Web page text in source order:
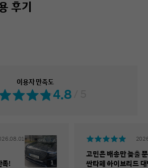
후기
이용자 만족도
4.8
족!
1
고민은 배송만 늦출
싼타페 하이브리드